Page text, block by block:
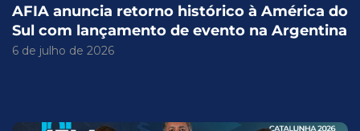
AFIA anuncia retorno histórico à América do
Sul com lançamento de evento na Argentina
6 de julho de 2026